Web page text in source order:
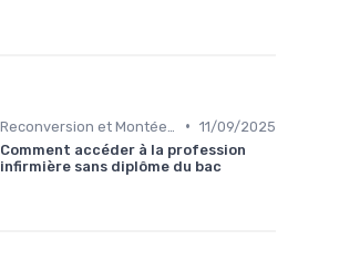
• 11/09/2025
Comment accéder à la profession
infirmière sans diplôme du bac